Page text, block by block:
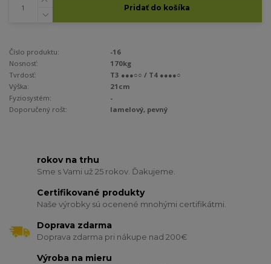
Pridať do košíka
Číslo produktu:
-16
Nosnosť:
170kg
Tvrdosť:
T3 ●●●○○ / T4 ●●●●○
Výška:
21cm
Fyziosystém:
-
Doporučený rošt:
lamelový, pevný
rokov na trhu
Sme s Vami už 25 rokov. Ďakujeme.
Certifikované produkty
Naše výrobky sú ocenené mnohými certifikátmi.
Doprava zdarma
Doprava zdarma pri nákupe nad 200€
Výroba na mieru